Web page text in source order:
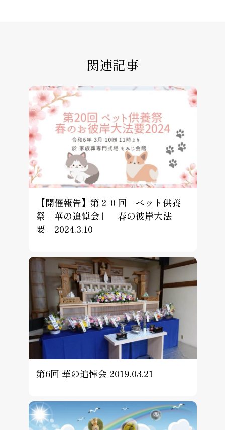
関連記事
【開催報告】第２０回 ペット供養
祭「華の追悼会」 春の彼岸大法
要 2024.3.10
第6回 華の追悼会 2019.03.21